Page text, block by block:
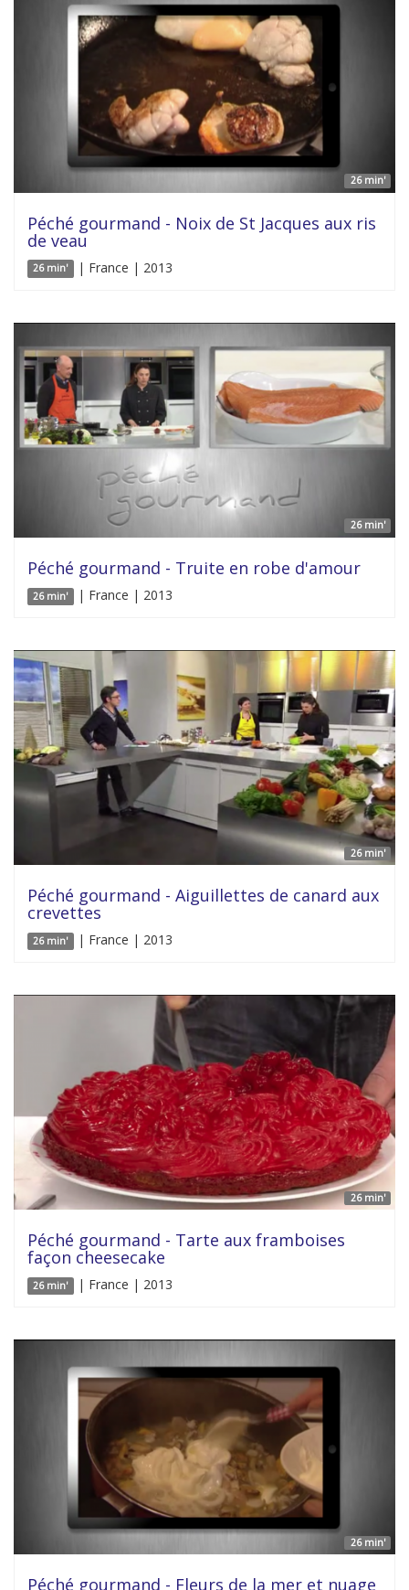
26 min'
Péché gourmand - Noix de St Jacques aux ris
de veau
26 min' | France | 2013
26 min'
Péché gourmand - Truite en robe d'amour
26 min' | France | 2013
26 min'
Péché gourmand - Aiguillettes de canard aux
crevettes
26 min' | France | 2013
26 min'
Péché gourmand - Tarte aux framboises
façon cheesecake
26 min' | France | 2013
26 min'
Péché gourmand - Fleurs de la mer et nuage